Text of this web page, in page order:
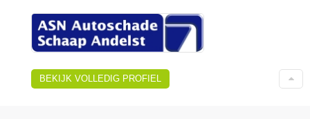
BEKIJK VOLLEDIG PROFIEL